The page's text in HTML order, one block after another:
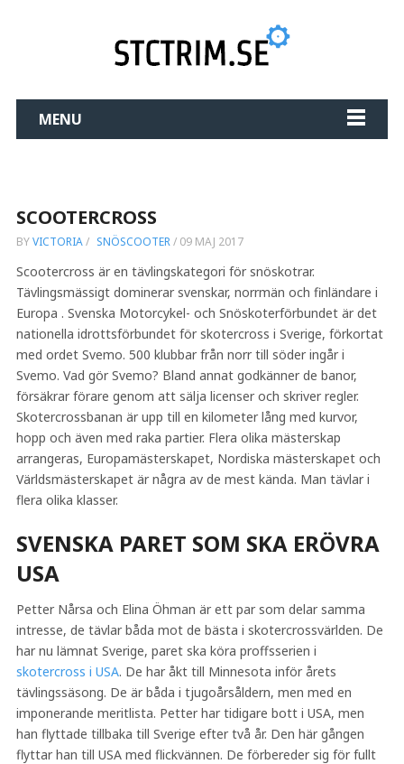
MENU
SCOOTERCROSS
BYVICTORIA/ SNÖSCOOTER/ 09 MAJ 2017
Scootercross är en tävlingskategori för snöskotrar.
Tävlingsmässigt dominerar svenskar, norrmän och finländare i
Europa . Svenska Motorcykel- och Snöskoterförbundet är det
nationella idrottsförbundet för skotercross i Sverige, förkortat
med ordet Svemo. 500 klubbar från norr till söder ingår i
Svemo. Vad gör Svemo? Bland annat godkänner de banor,
försäkrar förare genom att sälja licenser och skriver regler.
Skotercrossbanan är upp till en kilometer lång med kurvor,
hopp och även med raka partier. Flera olika mästerskap
arrangeras, Europamästerskapet, Nordiska mästerskapet och
Världsmästerskapet är några av de mest kända. Man tävlar i
flera olika klasser.
SVENSKA PARET SOM SKA ERÖVRA
USA
Petter Nårsa och Elina Öhman är ett par som delar samma
intresse, de tävlar båda mot de bästa i skotercrossvärlden. De
har nu lämnat Sverige, paret ska köra proffsserien i
skotercross i USA. De har åkt till Minnesota inför årets
tävlingssäsong. De är båda i tjugoårsåldern, men med en
imponerande meritlista. Petter har tidigare bott i USA, men
han flyttade tillbaka till Sverige efter två år. Den här gången
flyttar han till USA med flickvännen. De förbereder sig för fullt